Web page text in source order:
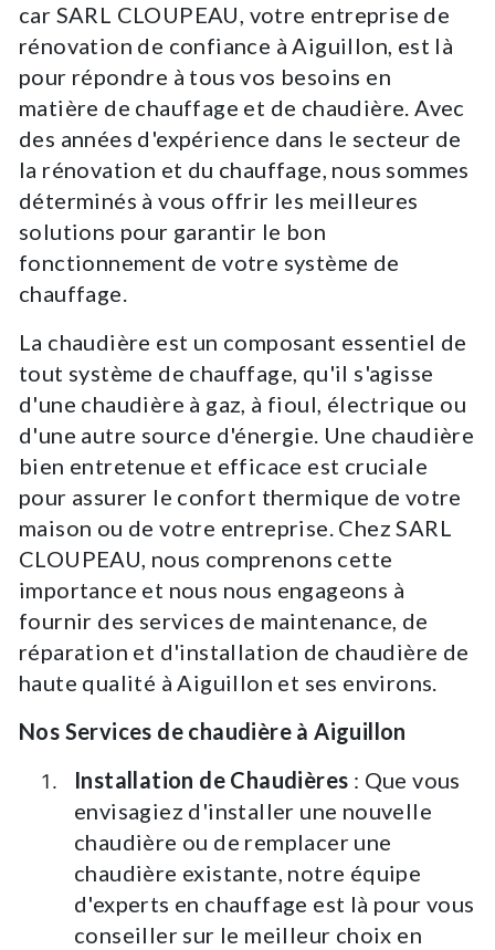
car SARL CLOUPEAU, votre entreprise de
rénovation de confiance à Aiguillon, est là
pour répondre à tous vos besoins en
matière de chauffage et de chaudière. Avec
des années d'expérience dans le secteur de
la rénovation et du chauffage, nous sommes
déterminés à vous offrir les meilleures
solutions pour garantir le bon
fonctionnement de votre système de
chauffage.
La chaudière est un composant essentiel de
tout système de chauffage, qu'il s'agisse
d'une chaudière à gaz, à fioul, électrique ou
d'une autre source d'énergie. Une chaudière
bien entretenue et efficace est cruciale
pour assurer le confort thermique de votre
maison ou de votre entreprise. Chez SARL
CLOUPEAU, nous comprenons cette
importance et nous nous engageons à
fournir des services de maintenance, de
réparation et d'installation de chaudière de
haute qualité à Aiguillon et ses environs.
Nos Services de chaudière à Aiguillon
Installation de Chaudières : Que vous
envisagiez d'installer une nouvelle
chaudière ou de remplacer une
chaudière existante, notre équipe
d'experts en chauffage est là pour vous
conseiller sur le meilleur choix en